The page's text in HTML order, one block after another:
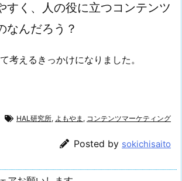
すく、人の役に立つコンテンツ
なんだろう？
考えるきっかけになりました。
HAL研究所, よもやま , コンテンツマーケティング
Posted by sokichisaito